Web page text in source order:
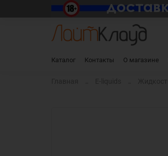
Каталог Контакты О магазине